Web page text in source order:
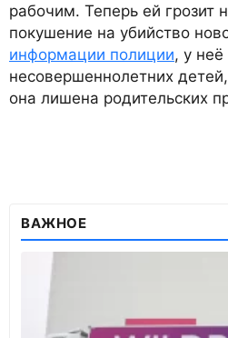
рабочим. Теперь ей грозит
покушение на убийство
информации полиции, у
несовершеннолетних
она лишена родительских
ВАЖНОЕ